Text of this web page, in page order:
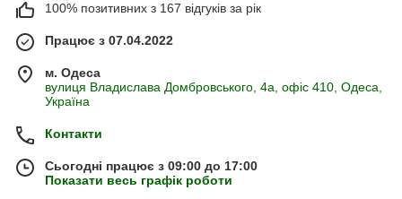
100% позитивних з 167 відгуків за рік
Працює з 07.04.2022
м. Одеса
вулиця Владислава Домбровського, 4а, офіс 410, Одеса,
Україна
Контакти
Сьогодні працює з 09:00 до 17:00
Показати весь графік роботи